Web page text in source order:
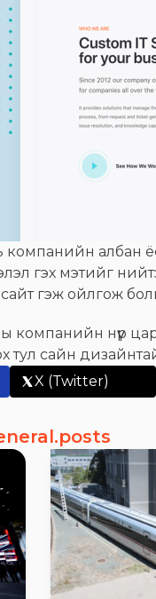
компанийн албан
гэх мэтийг
гэж ойлгож
компанийн нүүр
тул сайн
X (Twitter)